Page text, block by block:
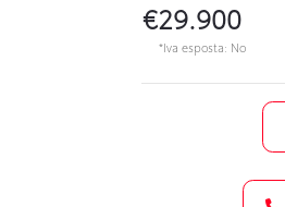
€29.900
*Iva esposta: No